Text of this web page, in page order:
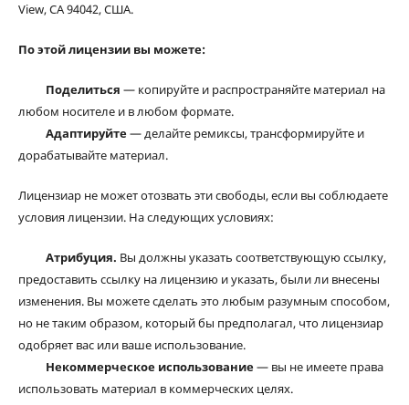
View, CA 94042, США.
По этой лицензии вы можете:
Поделиться — копируйте и распространяйте материал на
любом носителе и в любом формате.
Адаптируйте— делайте ремиксы, трансформируйте и
дорабатывайте материал.
Лицензиар не может отозвать эти свободы, если вы соблюдаете
условия лицензии. На следующих условиях:
Атрибуция. Вы должны указать соответствующую ссылку,
предоставить ссылку на лицензию и указать, были ли внесены
изменения. Вы можете сделать это любым разумным способом,
но не таким образом, который бы предполагал, что лицензиар
одобряет вас или ваше использование.
Некоммерческое использование— вы не имеете права
использовать материал в коммерческих целях.